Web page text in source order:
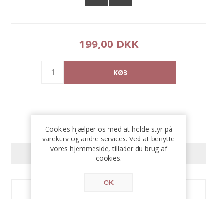
199,00 DKK
KONTAKT OS
Cookies hjælper os med at holde styr på
varekurv og andre services. Ved at benytte
vores hjemmeside, tillader du brug af
cookies.
OK